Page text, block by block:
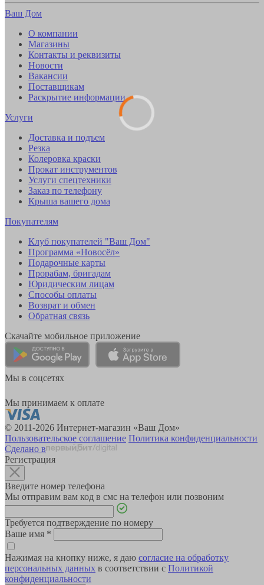
Ваш Дом
О компании
Магазины
Контакты и реквизиты
Новости
Вакансии
Поставщикам
Раскрытие информации
Услуги
Доставка и подъем
Резка
Колеровка краски
Прокат инструментов
Услуги спецтехники
Заказ по телефону
Крыша вашего дома
Покупателям
Клуб покупателей "Ваш Дом"
Программа «Новосёл»
Подарочные карты
Прорабам, бригадам
Юридическим лицам
Способы оплаты
Возврат и обмен
Обратная связь
Скачайте мобильное приложение
Мы в соцсетях
Мы принимаем к оплате
© 2011-2026 Интернет-магазин «Ваш Дом»
Пользовательское соглашение Политика конфиденциальности
Сделано в
Регистрация
Введите номер телефона
Мы отправим вам код в смс на телефон или позвоним
Требуется подтверждение по номеру
Ваше имя *
Нажимая на кнопку ниже, я даю согласие на обработку
персональных данных в соответствии с Политикой
конфиденциальности